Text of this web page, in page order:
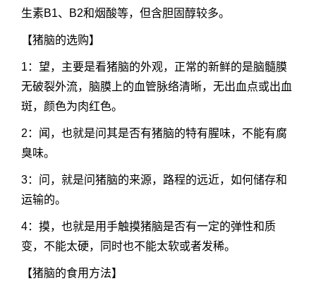
生素B1、B2和烟酸等，但含胆固醇较多。
【猪脑的选购】
1：望，主要是看猪脑的外观，正常的新鲜的是脑髓膜
无破裂外流，脑膜上的血管脉络清晰，无出血点或出血
斑，颜色为肉红色。
2：闻，也就是问其是否有猪脑的特有腥味，不能有腐
臭味。
3：问，就是问猪脑的来源，路程的远近，如何储存和
运输的。
4：摸，也就是用手触摸猪脑是否有一定的弹性和质
变，不能太硬，同时也不能太软或者发稀。
【猪脑的食用方法】